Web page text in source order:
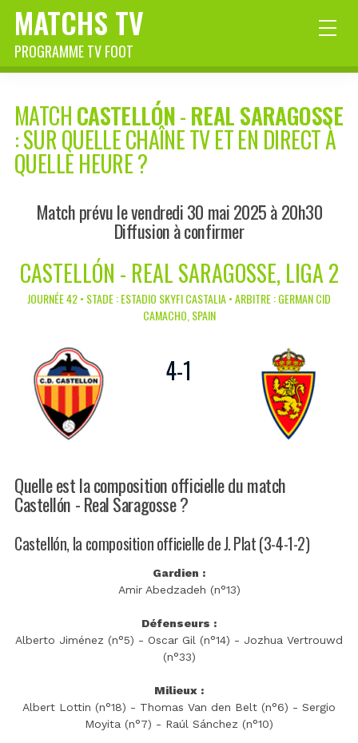
MATCHS TV
PROGRAMME TV FOOT
MATCHCASTELLÓN-REAL SARAGOSSE
: SUR QUELLE CHAÎNE TV ET EN DIRECT À
QUELLE HEURE ?
Match prévu le vendredi 30 mai 2025 à 20h30
Diffusion à confirmer
CASTELLÓN - REAL SARAGOSSE, LIGA 2
JOURNÉE 42 • STADE : ESTADIO SKYFI CASTALIA • ARBITRE : GERMAN CID
CAMACHO, SPAIN
4-1
Quelle est la composition officielle du match
Castellón - Real Saragosse ?
Castellón, la composition officielle de J. Plat (3-4-1-2)
Gardien :
Amir Abedzadeh (n°13)
Défenseurs :
Alberto Jiménez (n°5) - Oscar Gil (n°14) - Jozhua Vertrouwd
(n°33)
Milieux :
Albert Lottin (n°18) - Thomas Van den Belt (n°6) - Sergio
Moyita (n°7) - Raúl Sánchez (n°10)